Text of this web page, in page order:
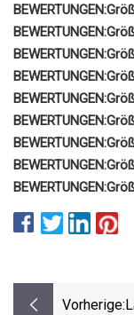
BEWERTUNGEN:
BEWERTUNGEN:
BEWERTUNGEN:
BEWERTUNGEN:
BEWERTUNGEN:
BEWERTUNGEN:
BEWERTUNGEN:
BEWERTUNGEN:
BEWERTUNGEN:
Vorherige: